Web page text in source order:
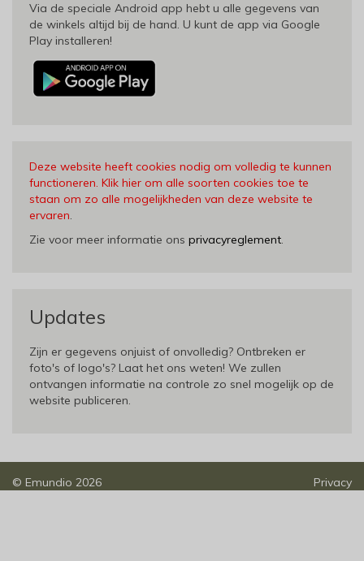
Via de speciale Android app hebt u alle gegevens van
de winkels altijd bij de hand. U kunt de app via Google
Play installeren!
Deze website heeft cookies nodig om volledig te kunnen
functioneren. Klik hier om alle soorten cookies toe te
staan om zo alle mogelijkheden van deze website te
ervaren
Zie voor meer informatie ons privacyreglement
Updates
Zijn er gegevens onjuist of onvolledig? Ontbreken er
foto's of logo's? Laat het ons weten! We zullen
ontvangen informatie na controle zo snel mogelijk op de
website publiceren.
© Emundio 2026 Privacy